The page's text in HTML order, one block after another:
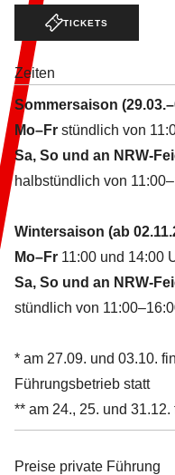
TICKETS
Zeiten
Sommersaison
Mo–Fr stündlich von
Sa, So und an NRW-
halbstündlich von
Wintersaison (ab
Mo–Fr 11:00 und 14:00
Sa, So und an NRW-
stündlich von
* am 27.09. und 03.10.
Führungsbetrieb statt
** am 24., 25. und
Preise private Führung